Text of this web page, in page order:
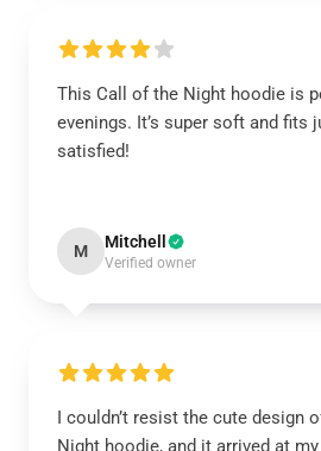
This Call of the Night hoodie is
evenings. It’s super soft and fits
satisfied!
M Mitchell
Verified owner
I couldn’t resist the cute design
Night hoodie, and it arrived at